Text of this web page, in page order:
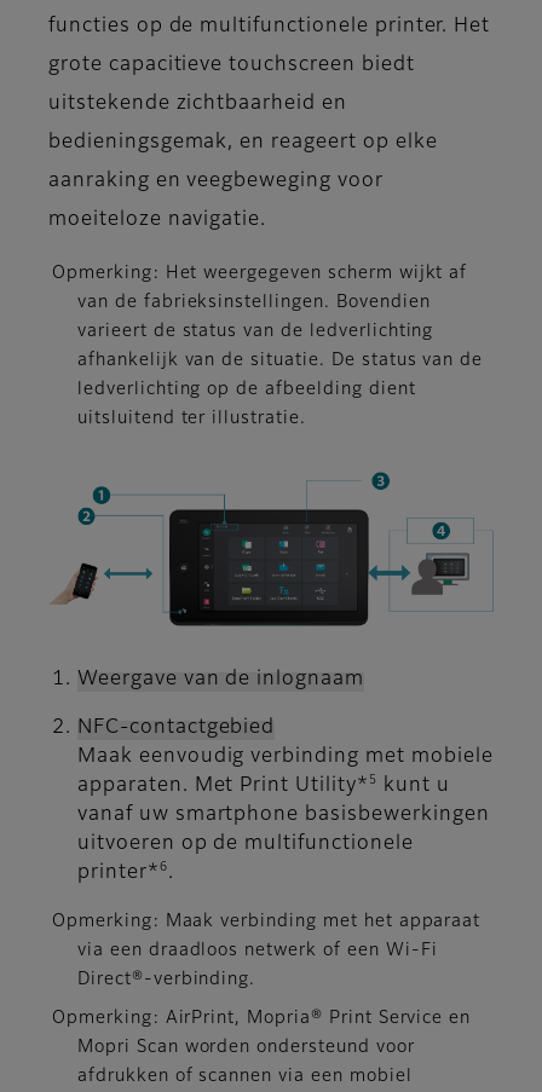
functies op de multifunctionele printer. Het
grote capacitieve touchscreen biedt
uitstekende zichtbaarheid en
bedieningsgemak, en reageert op elke
aanraking en veegbeweging voor
moeiteloze navigatie.
Opmerking: Het weergegeven scherm wijkt af
van de fabrieksinstellingen. Bovendien
varieert de status van de ledverlichting
afhankelijk van de situatie. De status van de
ledverlichting op de afbeelding dient
uitsluitend ter illustratie.
Weergave van de inlognaam
NFC-contactgebied
Maak eenvoudig verbinding met mobiele
apparaten. Met Print Utility* 5
kunt u
vanaf uw smartphone basisbewerkingen
uitvoeren op de multifunctionele
printer* 6 .
Opmerking: Maak verbinding met het apparaat
via een draadloos netwerk of een Wi-Fi
Direct®-verbinding.
Opmerking: AirPrint, Mopria® Print Service en
Mopri Scan worden ondersteund voor
afdrukken of scannen via een mobiel